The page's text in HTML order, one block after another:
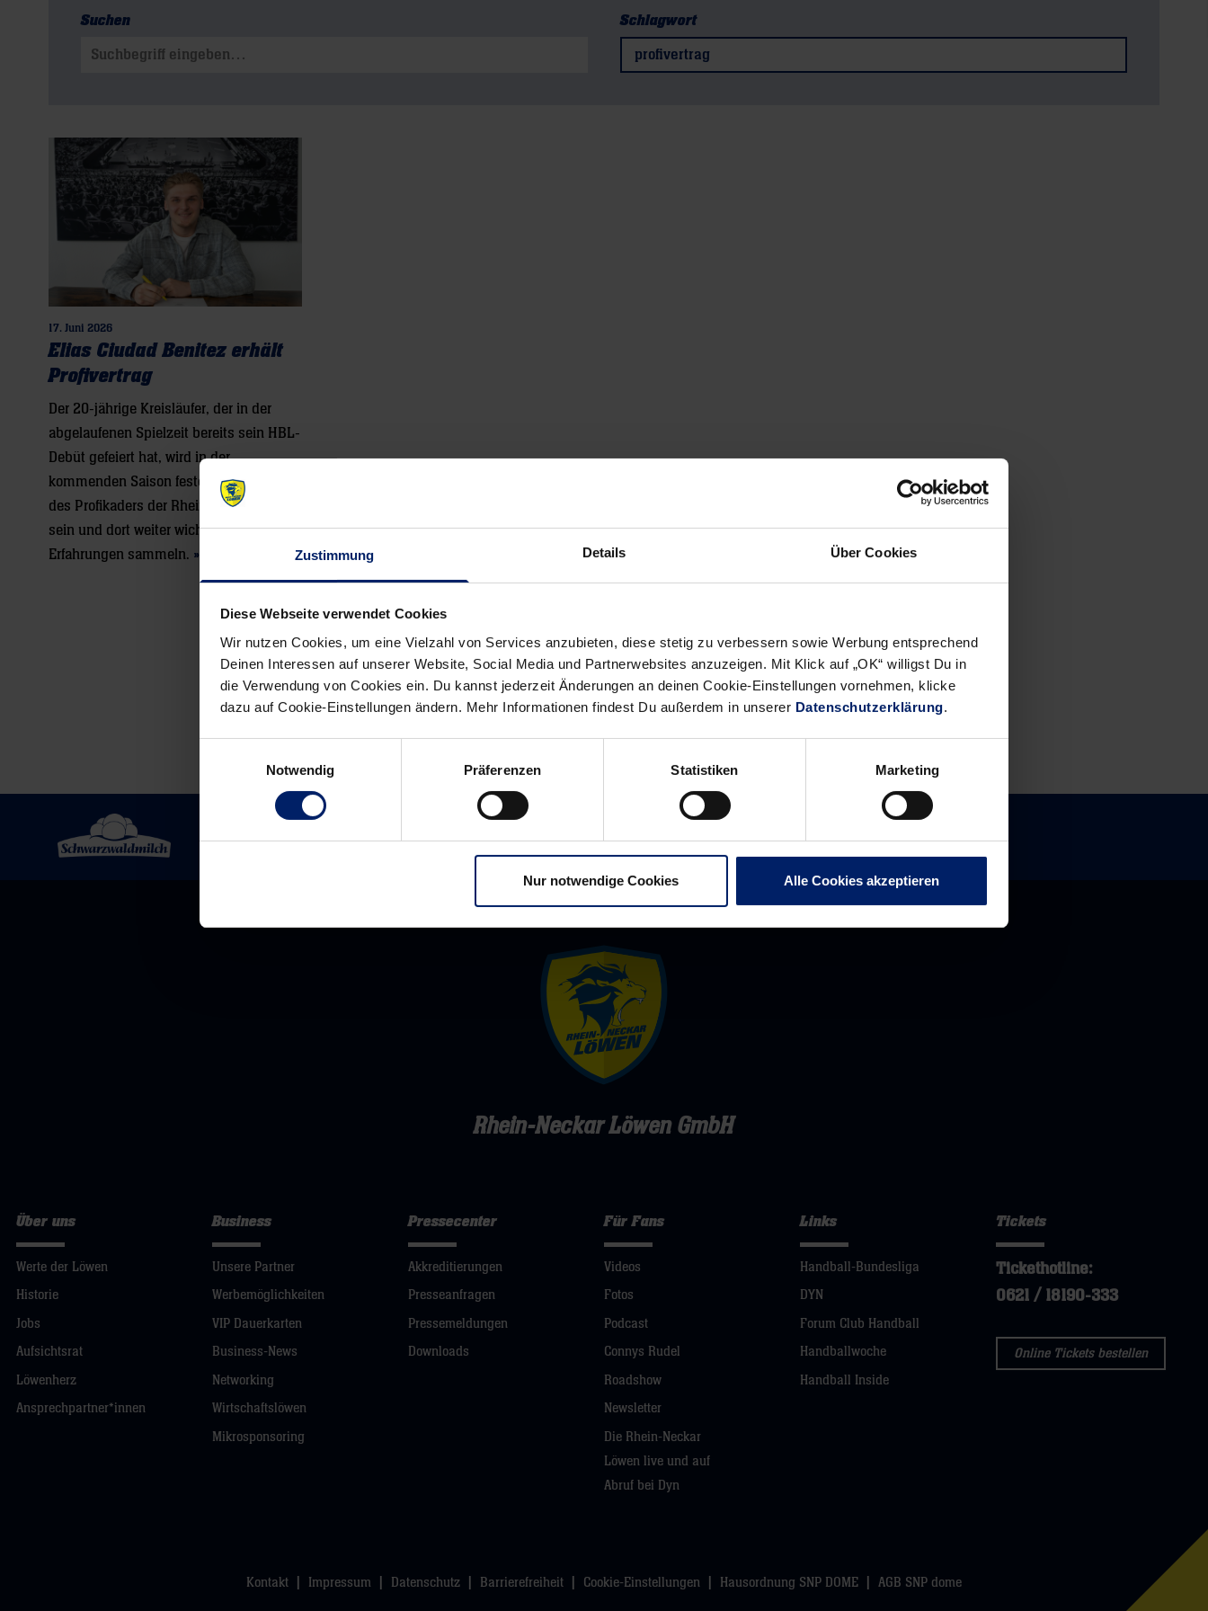
Zustimmung Details Über Cookies
Diese Webseite verwendet Cookies
Wir nutzen Cookies, um eine Vielzahl von Services anzubieten, diese stetig zu verbessern sowie Werbung entsprechend
Deinen Interessen auf unserer Website, Social Media und Partnerwebsites anzuzeigen. Mit Klick auf „OK“ willigst Du in
die Verwendung von Cookies ein. Du kannst jederzeit Änderungen an deinen Cookie-Einstellungen vornehmen, klicke
dazu auf Cookie-Einstellungen ändern. Mehr Informationen findest Du außerdem in unserer Datenschutzerklärung.
Notwendig
Präferenzen Statistiken Marketing
Nur notwendige Cookies Alle Cookies akzeptieren
Suchen
Suchen nach:
Schlagwort
profivertrag
17. Juni 2026
Elias Ciudad Benitez erhält
Profivertrag
Der 20-jährige Kreisläufer, der in der
abgelaufenen Spielzeit bereits sein HBL-
Debüt gefeiert hat, wird in der
kommenden Saison fester Bestandteil
des Profikaders der Rhein-Neckar Löwen
sein und dort weiter wichtige
Erfahrungen sammeln. » Mehr
Rhein-Neckar Löwen GmbH
Über uns
Werte der Löwen
Historie
Jobs
Aufsichtsrat
Löwenherz
Ansprechpartner*innen
Business
Unsere Partner
Werbemöglichkeiten
VIP Dauerkarten
Business-News
Networking
Wirtschaftslöwen
Mikrosponsoring
Pressecenter
Akkreditierungen
Presseanfragen
Pressemeldungen
Downloads
Für Fans
Videos
Fotos
Podcast
Connys Rudel
Roadshow
Newsletter
Die Rhein-Neckar
Löwen live und auf
Abruf bei Dyn
Links
Handball-Bundesliga
DYN
Forum Club Handball
Handballwoche
Handball Inside
Tickets
Tickethotline:
0621 / 18190-333
Online Tickets bestellen
Kontakt Impressum Datenschutz Barrierefreiheit Cookie-Einstellungen Hausordnung SNP DOME AGB SNP dome